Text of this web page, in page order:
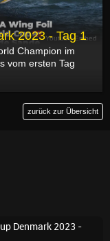
Youtube Embed
2023 - Tag 1
Champion im
vom ersten Tag
zurück zur Übersicht
Denmark 2023 -